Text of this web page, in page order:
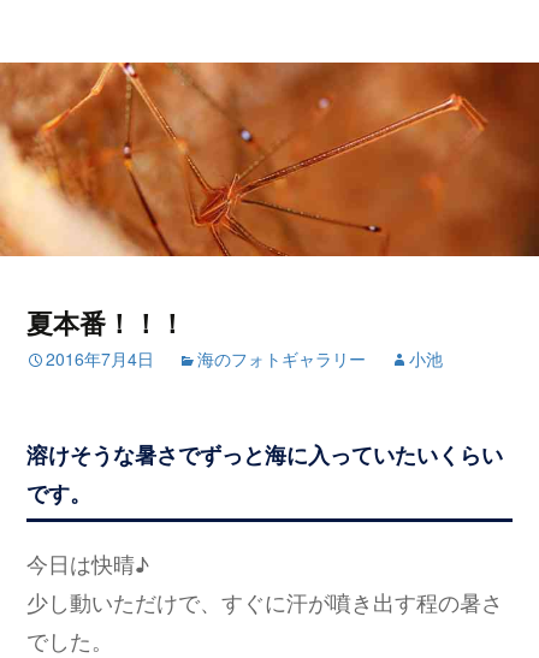
夏本番！！！
2016年7月4日 海のフォトギャラリー 小池
溶けそうな暑さでずっと海に入っていたいくらい
です。
今日は快晴♪
少し動いただけで、すぐに汗が噴き出す程の暑さ
でした。